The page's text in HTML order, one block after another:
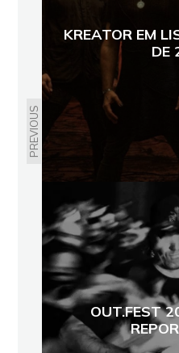
PREVIOUS
KREATOR EM
DE
OUT.FEST